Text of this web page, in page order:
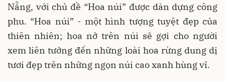
Nẵng, với chủ đề “Hoa núi” được dàn dựng công
phu. “Hoa núi” - một hình tượng tuyệt đẹp của
thiên nhiên; hoa nở trên núi sẽ gợi cho người
xem liên tưởng đến những loài hoa rừng dung dị
tươi đẹp trên những ngọn núi cao xanh hùng vĩ.